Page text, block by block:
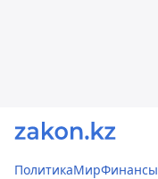
ПолитикаМирФинансы